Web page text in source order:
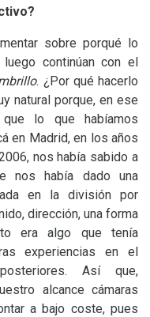
sobre porqué lo
continúan con el
. ¿Por qué hacerlo
natural porque, en ese
lo que habíamos
en Madrid, en los años
nos había sabido a
nos había dado una
en la división por
dirección, una forma
era algo que tenía
experiencias en el
Así que,
alcance cámaras
a bajo coste, pues